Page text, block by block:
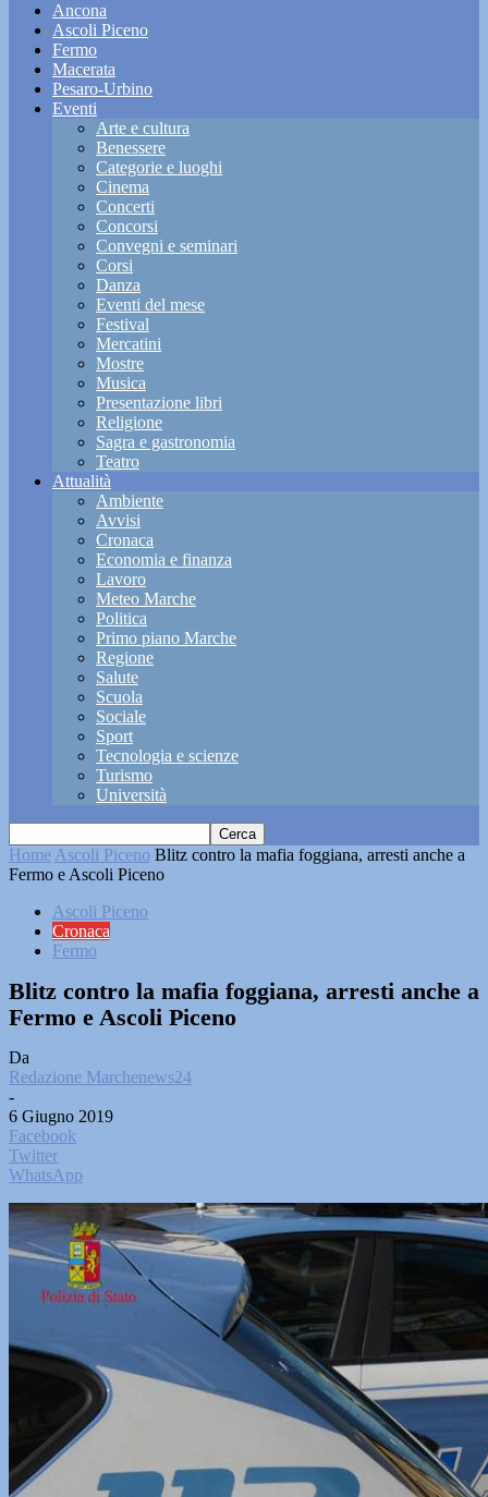
Ancona
Ascoli Piceno
Fermo
Macerata
Pesaro-Urbino
Eventi
Arte e cultura
Benessere
Categorie e luoghi
Cinema
Concerti
Concorsi
Convegni e seminari
Corsi
Danza
Eventi del mese
Festival
Mercatini
Mostre
Musica
Presentazione libri
Religione
Sagra e gastronomia
Teatro
Attualità
Ambiente
Avvisi
Cronaca
Economia e finanza
Lavoro
Meteo Marche
Politica
Primo piano Marche
Regione
Salute
Scuola
Sociale
Sport
Tecnologia e scienze
Turismo
Università
Home Ascoli Piceno Blitz contro la mafia foggiana, arresti anche a
Fermo e Ascoli Piceno
Ascoli Piceno
Cronaca
Fermo
Blitz contro la mafia foggiana, arresti anche a
Fermo e Ascoli Piceno
Da
Redazione Marchenews24
-
6 Giugno 2019
Facebook
Twitter
WhatsApp